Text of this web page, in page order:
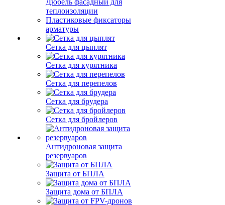
Дюбель фасадный для
теплоизоляции
Пластиковые фиксаторы
арматуры
Сетка для цыплят
Сетка для курятника
Сетка для перепелов
Сетка для брудера
Сетка для бройлеров
Антидроновая защита
резервуаров
Защита от БПЛА
Защита дома от БПЛА